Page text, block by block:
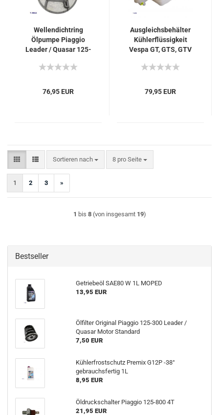
Wellendichtring
Ölpumpe Piaggio
Leader / Quasar 125-
76,95 EUR
Ausgleichsbehälter
Kühlerflüssigkeit
Vespa GT, GTS, GTV
79,95 EUR
Sortieren nach
Sortieren nach 8 pro Seite
pro Seite
1 2 3 »
1 bis 8(von insgesamt 19)
Bestseller
Getriebeöl SAE80 W 1L MOPED
13,95 EUR
Ölfilter Original Piaggio 125-300 Leader /
Quasar Motor Standard
7,50 EUR
Kühlerfrostschutz Premix G12P -38°
gebrauchsfertig 1L
8,95 EUR
Öldruckschalter Piaggio 125-800 4T
21,95 EUR